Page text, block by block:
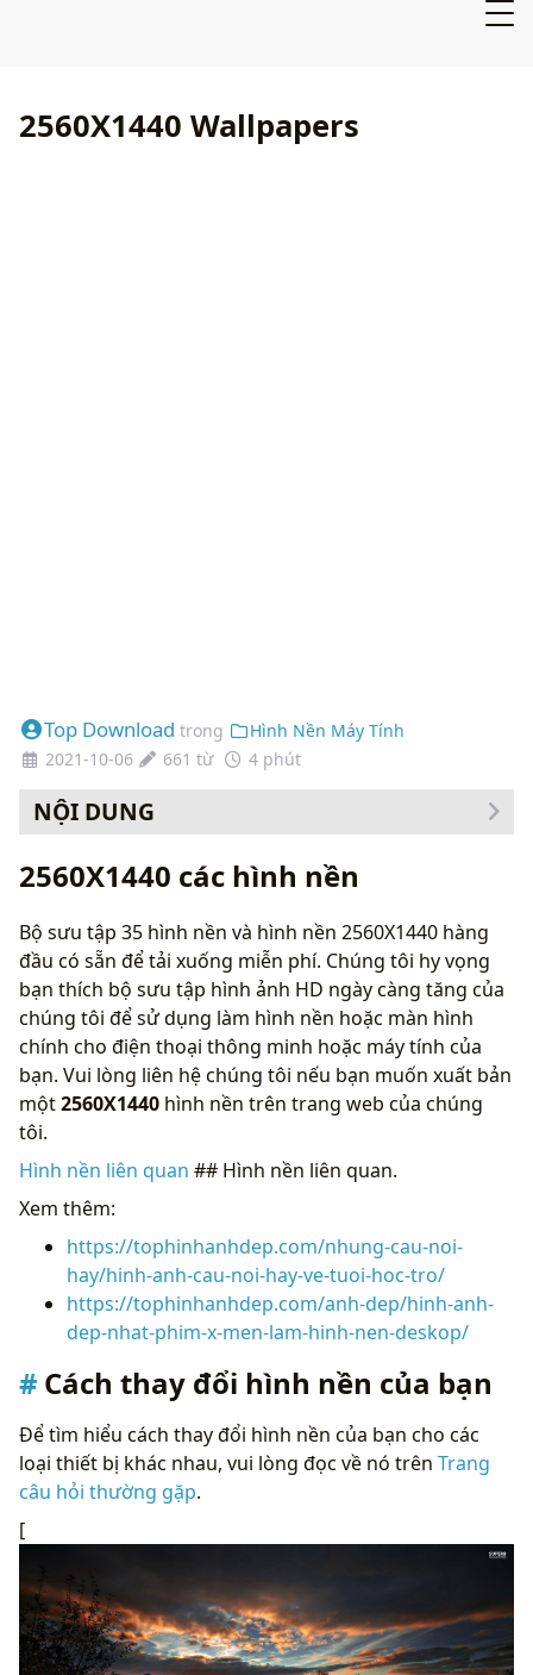
2560X1440 Wallpapers
Top Download trong
Hình Nền Máy Tính
2021-10-06
661 từ 4 phút
NỘI DUNG
2560X1440 các hình nền
Bộ sưu tập 35 hình nền và hình nền 2560X1440 hàng
đầu có sẵn để tải xuống miễn phí. Chúng tôi hy vọng
bạn thích bộ sưu tập hình ảnh HD ngày càng tăng của
chúng tôi để sử dụng làm hình nền hoặc màn hình
chính cho điện thoại thông minh hoặc máy tính của
bạn. Vui lòng liên hệ chúng tôi nếu bạn muốn xuất bản
một2560X1440 hình nền trên trang web của chúng
tôi.
Hình nền liên quan ## Hình nền liên quan.
Xem thêm:
https://tophinhanhdep.com/nhung-cau-noi-
hay/hinh-anh-cau-noi-hay-ve-tuoi-hoc-tro/
https://tophinhanhdep.com/anh-dep/hinh-anh-
dep-nhat-phim-x-men-lam-hinh-nen-deskop/
Cách thay đổi hình nền của bạn
Để tìm hiểu cách thay đổi hình nền của bạn cho các
loại thiết bị khác nhau, vui lòng đọc về nó trên Trang
câu hỏi thường gặp.
[